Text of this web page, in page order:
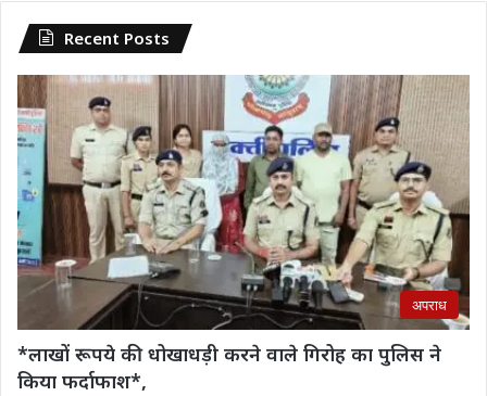
Recent Posts
अपराध
*लाखों रूपये की धोखाधड़ी करने वाले गिरोह का पुलिस ने
किया फर्दाफाश*,